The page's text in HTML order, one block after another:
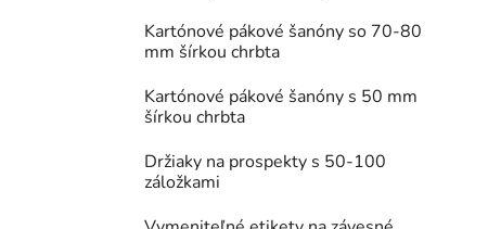
Kartónové pákové šanóny so 70-80
mm šírkou chrbta
Kartónové pákové šanóny s 50 mm
šírkou chrbta
Držiaky na prospekty s 50-100
záložkami